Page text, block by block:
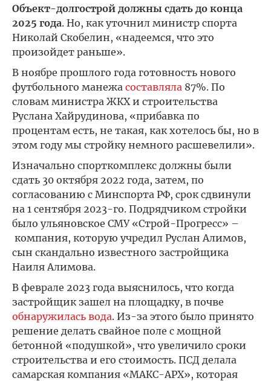
Объект-долгострой должны сдать до конца
2025 года. Но, как уточнил министр спорта
Николай Скобелин, «надеемся, что это
произойдет раньше».
В ноябре прошлого года готовность нового
футбольного манежа составляла 87%. По
словам министра ЖКХ и строительства
Руслана Хайрудинова, «прибавка по
процентам есть, не такая, как хотелось бы, но в
этом году мы стройку немного расшевелили».
Изначально спорткомплекс должны были
сдать 30 октября 2022 года, затем, по
согласованию с Минспорта РФ, срок сдвинули
на 1 сентября 2023-го. Подрядчиком стройки
было ульяновское СМУ «Строй-Прогресс» –
компания, которую учредил Руслан Алимов,
сын скандально известного застройщика
Наиля Алимова.
В феврале 2023 года выяснилось, что когда
застройщик зашел на площадку, в почве
обнаружилась вода. Из-за этого было принято
решение делать свайное поле с мощной
бетонной «подушкой», что увеличило сроки
строительства и его стоимость. ПСД делала
самарская компания «МАКС-АРХ», которая